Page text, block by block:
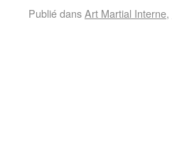
Publié dansArt Martial Interne,